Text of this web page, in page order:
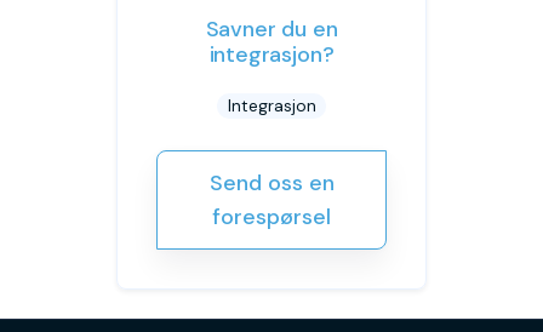
Savner du en
integrasjon?
Integrasjon
Send oss en
forespørsel